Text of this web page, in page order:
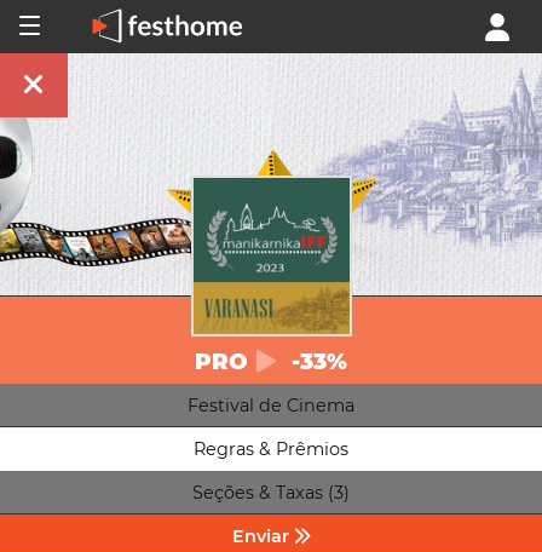
PRO -33%
Festival de Cinema
Regras & Prêmios
Seções & Taxas (3)
Enviar